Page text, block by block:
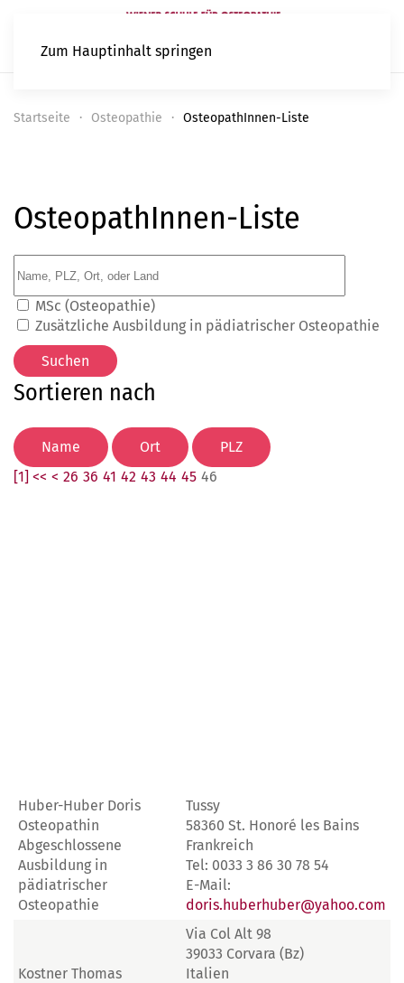
Zum Hauptinhalt springen
Startseite Osteopathie OsteopathInnen-Liste
OsteopathInnen-Liste
MSc (Osteopathie)
Zusätzliche Ausbildung in pädiatrischer Osteopathie
Sortieren nach
[1] << < 26 36 41 42 43 44 45 46
Huber-Huber Doris
Osteopathin
Abgeschlossene
Ausbildung in
pädiatrischer
Osteopathie
Tussy
58360 St. Honoré les Bains
Frankreich
Tel: 0033 3 86 30 78 54
E-Mail:
doris.huberhuber@yahoo.com
Kostner Thomas
Via Col Alt 98
39033 Corvara (Bz)
Italien